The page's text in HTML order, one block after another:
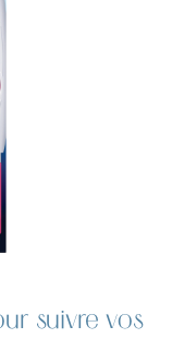
suivre vos